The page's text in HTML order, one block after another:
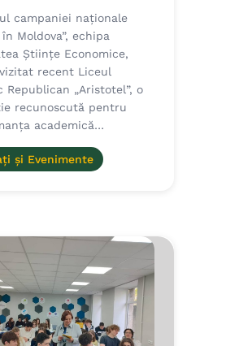
campaniei naționale
Moldova”, echipa
Științe Economice,
recent Liceul
Republican „Aristotel”, o
recunoscută pentru
academică…
și Evenimente